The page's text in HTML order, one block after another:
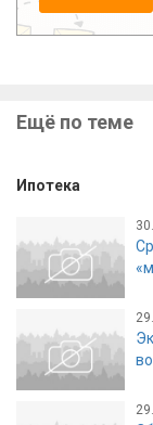
Ещё по теме
Ипотека